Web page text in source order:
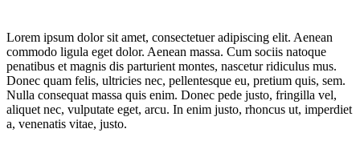
Lorem ipsum dolor sit amet, consectetuer adipiscing elit. Aenean
commodo ligula eget dolor. Aenean massa. Cum sociis natoque
penatibus et magnis dis parturient montes, nascetur ridiculus mus.
Donec quam felis, ultricies nec, pellentesque eu, pretium quis, sem.
Nulla consequat massa quis enim. Donec pede justo, fringilla vel,
aliquet nec, vulputate eget, arcu. In enim justo, rhoncus ut, imperdiet
a, venenatis vitae, justo.